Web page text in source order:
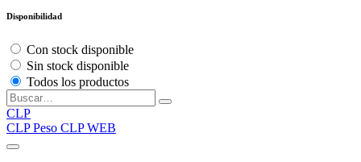
Disponibilidad
Con stock disponible
Sin stock disponible
Todos los productos
CLP
CLP Peso CLP WEB